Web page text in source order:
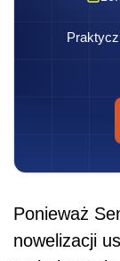
Ponieważ
nowelizacji